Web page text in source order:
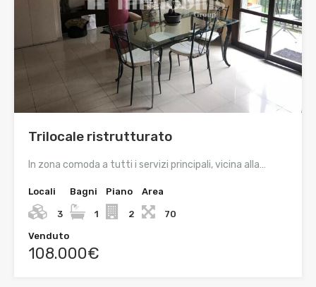
Trilocale ristrutturato
In zona comoda a tutti i servizi principali, vicina alla…
Locali
3
Bagni
1
Piano
2
Area
70
Venduto
108.000€